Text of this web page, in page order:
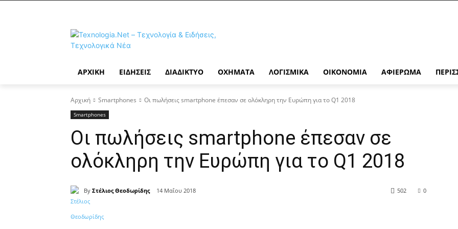
ΑΡΧΙΚΉ ΕΙΔΉΣΕΙΣ ΔΙΑΔΊΚΤΥΟ ΟΧΉΜΑΤΑ ΛΟΓΙΣΜΙΚΆ ΟΙΚΟΝΟΜΊΑ ΑΦΙΈΡΩΜΑ
Αρχική Smartphones Οι πωλήσεις smartphone έπεσαν σε ολόκληρη την Ευρώπη για το Q1 2018
Smartphones
Οι πωλήσεις smartphone έπεσαν σε
ολόκληρη την Ευρώπη για το Q1 2018
By Στέλιος Θεοδωρίδης 14 Μαΐου 2018 0
502
Κοινοποίηση